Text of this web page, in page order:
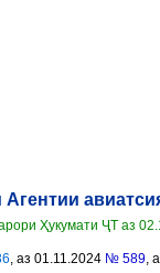
Ҳукумати ҶТ аз
, аз 01.11.2024 № 589,